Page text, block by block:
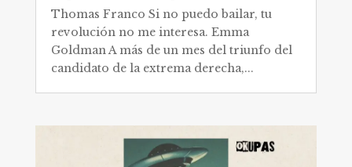
Thomas Franco Si no puedo bailar, tu
revolución no me interesa. Emma
Goldman A más de un mes del triunfo del
candidato de la extrema derecha,...